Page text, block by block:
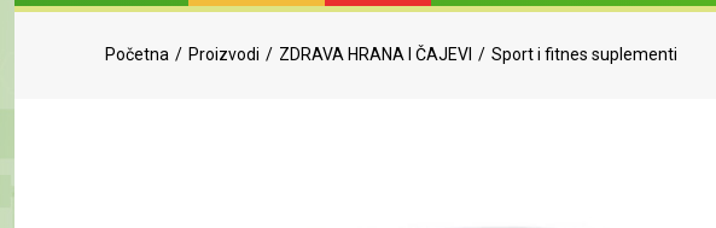
Početna Proizvodi ZDRAVA HRANA I ČAJEVI Sport i fitnes suplementi